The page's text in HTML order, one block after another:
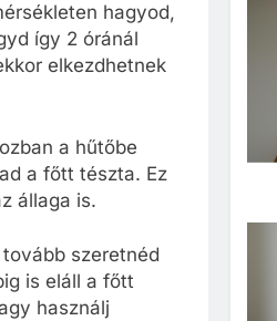
hagyod,
így 2 óránál
elkezdhetnek
a hűtőbe
a főtt tészta. Ez
állaga is.
szeretnéd
is eláll a főtt
használj